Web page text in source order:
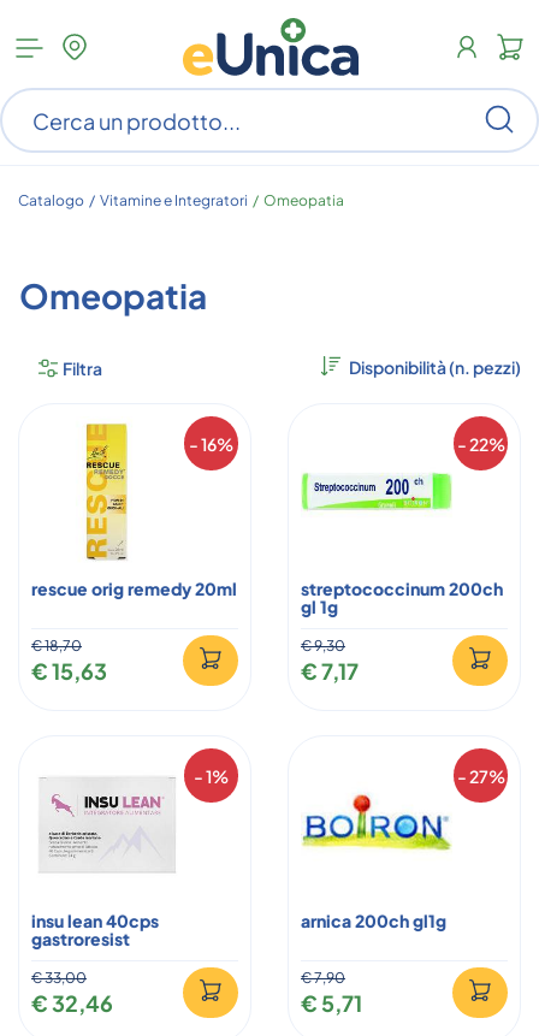
Apri
menu
categorie
Catalogo / Vitamine e Integratori / Omeopatia
Omeopatia
Filtra
- 16%
rescue orig remedy 20ml
€ 18,70
€ 15,63
- 22%
streptococcinum 200ch
gl 1g
€ 9,30
€ 7,17
- 1%
insu lean 40cps
gastroresist
€ 33,00
€ 32,46
- 27%
arnica 200ch gl1g
€ 7,90
€ 5,71